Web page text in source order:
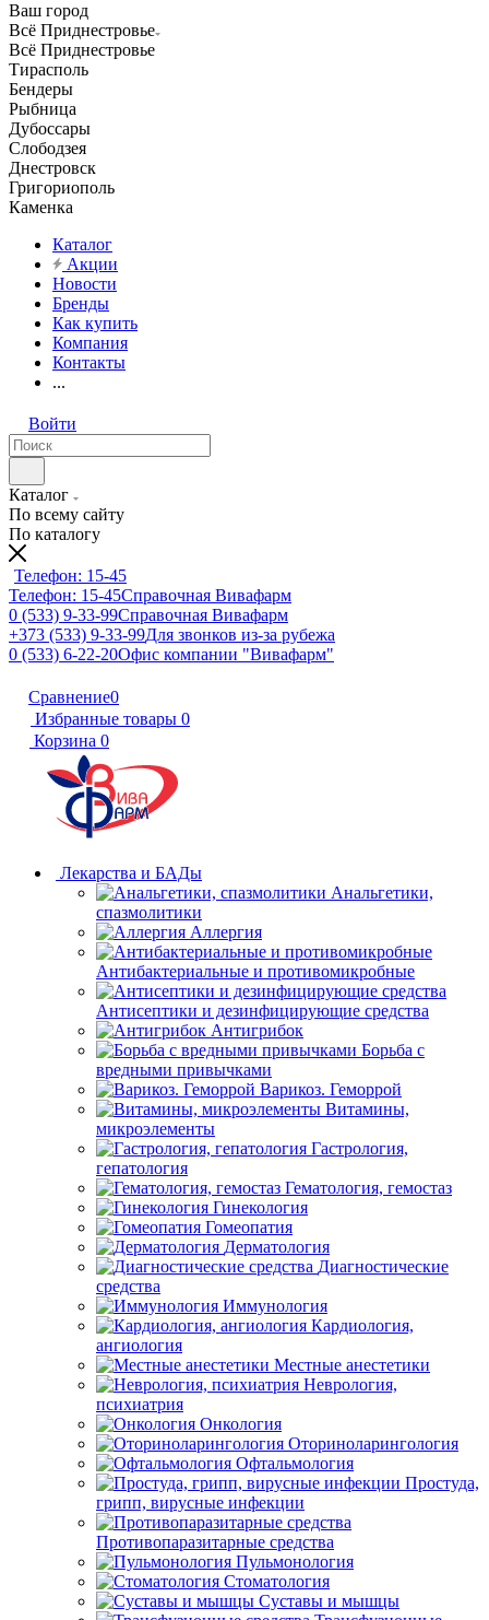
Ваш город
Всё Приднестровье
Всё Приднестровье
Тирасполь
Бендеры
Рыбница
Дубоссары
Слободзея
Днестровск
Григориополь
Каменка
Каталог
Акции
Новости
Бренды
Как купить
Компания
Контакты
...
Войти
Каталог
По всему сайту
По каталогу
Телефон: 15-45
Телефон: 15-45Справочная Вивафарм
0 (533) 9-33-99Справочная Вивафарм
+373 (533) 9-33-99Для звонков из-за рубежа
0 (533) 6-22-20Офис компании "Вивафарм"
Сравнение0
Избранные товары 0
Корзина 0
Лекарства и БАДы
Анальгетики,
спазмолитики
Аллергия
Антибактериальные и противомикробные
Антисептики и дезинфицирующие средства
Антигрибок
Борьба с
вредными привычками
Варикоз. Геморрой
Витамины,
микроэлементы
Гастрология,
гепатология
Гематология, гемостаз
Гинекология
Гомеопатия
Дерматология
Диагностические
средства
Иммунология
Кардиология,
ангиология
Местные анестетики
Неврология,
психиатрия
Онкология
Оториноларингология
Офтальмология
Простуда,
грипп, вирусные инфекции
Противопаразитарные средства
Пульмонология
Стоматология
Суставы и мышцы